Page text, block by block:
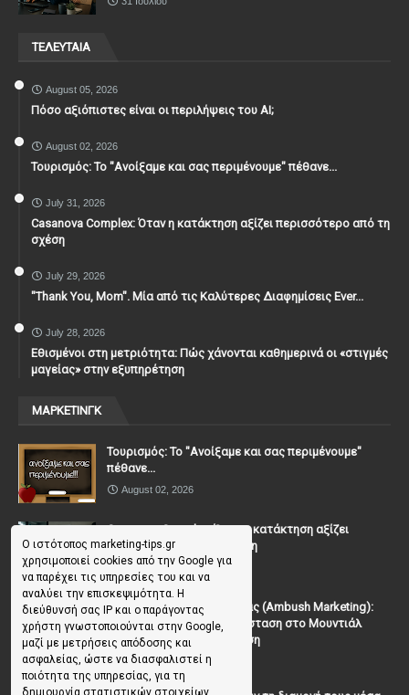
Ο ιστότοπος marketing-tips.gr
χρησιμοποιεί cookies από την Google για
να παρέχει τις υπηρεσίες του και να
αναλύει την επισκεψιμότητα. Η
διεύθυνσή σας IP και ο παράγοντας
χρήστη γνωστοποιούνται στην Google,
μαζί με μετρήσεις απόδοσης και
ασφαλείας, ώστε να διασφαλιστεί η
ποιότητα της υπηρεσίας, για τη
ΤΕΛΕΥΤΑΙΑ
August 05, 2026
Πόσο αξιόπιστες είναι οι περιλήψεις του ΑΙ;
August 02, 2026
Τουρισμός: Το "Ανοίξαμε και σας περιμένουμε" πέθανε...
July 31, 2026
Casanova Complex: Όταν η κατάκτηση αξίζει περισσότερο από τη
σχέση
July 29, 2026
"Thank You, Mοm". Μία από τις Καλύτερες Διαφημίσεις Ever...
July 28, 2026
Εθισμένοι στη μετριότητα: Πώς χάνονται καθημερινά οι «στιγμές
μαγείας» στην εξυπηρέτηση
ΜΑΡΚΕΤΙΝΓΚ
Τουρισμός: Το "Ανοίξαμε και σας περιμένουμε"
πέθανε...
August 02, 2026
Casanova Complex: Όταν η κατάκτηση αξίζει
περισσότερο από τη σχέση
July 31, 2026
To Μάρκετινγκ της Ενέδρας (Ambush Marketing):
Πώς να κλέψεις την παράσταση στο Μουντιάλ
χωρίς (επίσημη) πρόσκληση
July 19, 2026